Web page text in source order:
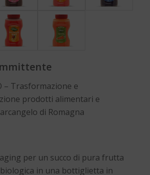
– Trasformazione e
prodotti alimentari e
di Romagna
per un succo di pura frutta
in una bottiglietta in